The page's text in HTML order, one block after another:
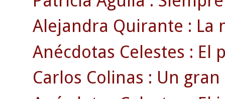
Alejandra Quirante : La
Anécdotas Celestes : El
Carlos Colinas : Un